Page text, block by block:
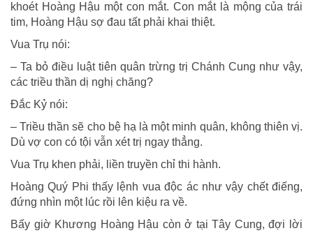
khoét Hoàng Hậu một con mắt. Con mắt là mộng của trái
tim, Hoàng Hậu sợ đau tất phải khai thiệt.
Vua Trụ nói:
– Ta bỏ điều luật tiên quân trừng trị Chánh Cung như vậy,
các triều thần dị nghị chăng?
Ðắc Kỷ nói:
– Triều thần sẽ cho bệ hạ là một minh quân, không thiên vị.
Dù vợ con có tội vẫn xét trị ngay thẳng.
Vua Trụ khen phải, liền truyền chỉ thi hành.
Hoàng Quý Phi thấy lệnh vua độc ác như vậy chết điếng,
đứng nhìn một lúc rồi lên kiệu ra về.
Bấy giờ Khương Hoàng Hậu còn ở tại Tây Cung, đợi lời